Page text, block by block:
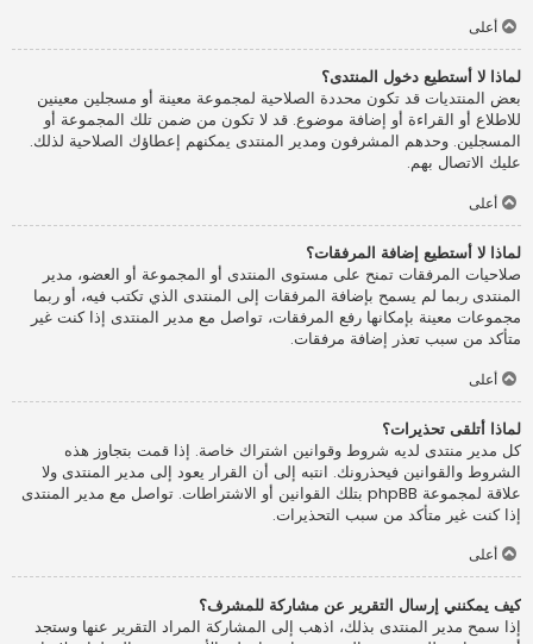
أعلى
لماذا لا أستطيع دخول المنتدى؟
بعض المنتديات قد تكون محددة الصلاحية لمجموعة معينة أو مسجلين معينين
للاطلاع أو القراءة أو إضافة موضوع. قد لا تكون من ضمن تلك المجموعة أو
المسجلين. وحدهم المشرفون ومدير المنتدى يمكنهم إعطاؤك الصلاحية لذلك.
عليك الاتصال بهم.
أعلى
لماذا لا أستطيع إضافة المرفقات؟
صلاحيات المرفقات تمنح على مستوى المنتدى أو المجموعة أو العضو، مدير
المنتدى ربما لم يسمح بإضافة المرفقات إلى المنتدى الذي تكتب فيه، أو ربما
مجموعات معينة بإمكانها رفع المرفقات، تواصل مع مدير المنتدى إذا كنت غير
متأكد من سبب تعذر إضافة مرفقات.
أعلى
لماذا أتلقى تحذيرات؟
كل مدير منتدى لديه شروط وقوانين اشتراك خاصة. إذا قمت بتجاوز هذه
الشروط والقوانين فيحذرونك. انتبه إلى أن القرار يعود إلى مدير المنتدى ولا
علاقة لمجموعة phpBB بتلك القوانين أو الاشتراطات. تواصل مع مدير المنتدى
إذا كنت غير متأكد من سبب التحذيرات.
أعلى
كيف يمكنني إرسال التقرير عن مشاركة للمشرف؟
إذا سمح مدير المنتدى بذلك، اذهب إلى المشاركة المراد التقرير عنها وستجد